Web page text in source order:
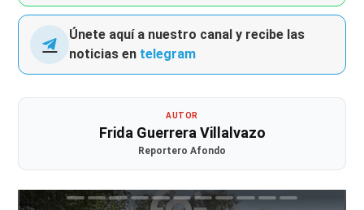
Únete aquí a nuestro canal y recibe las
noticias en telegram
AUTOR
Frida Guerrera Villalvazo
Reportero Afondo